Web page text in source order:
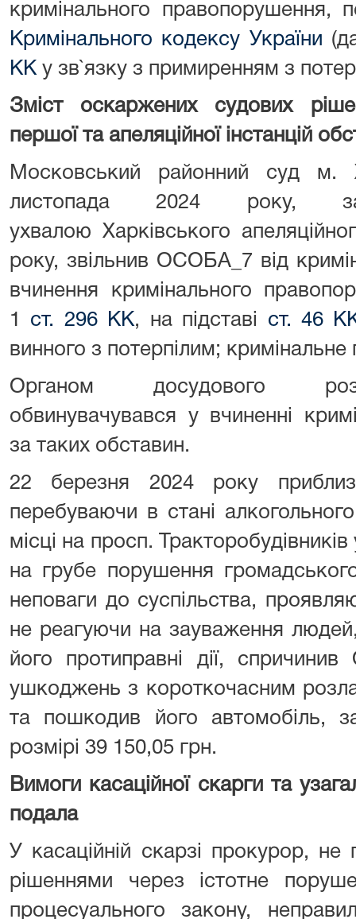
кримінального правопорушення,
Кримінального кодексу України
ККу зв`язку з примиренням з
Зміст оскаржених судових
першої та апеляційної інстанцій
Московський районний суд м.
листопада 2024 року,
ухвалою Харківського
року, звільнив ОСОБА_7 від
вчинення кримінального
1 ст. 296 КК, на підставі ст. 46
винного з потерпілим;
Органом досудового
обвинувачувався у вчиненні
за таких обставин.
22 березня 2024 року
перебуваючи в стані
місці на просп.
на грубе порушення
неповаги до суспільства,
не реагуючи на зауваження
його протиправні дії,
ушкоджень з короткочасним
та пошкодив його автомобіль,
розмірі 39 150,05 грн.
Вимоги касаційної скарги та
подала
У касаційній скарзі прокурор,
рішеннями через істотне
процесуального закону,